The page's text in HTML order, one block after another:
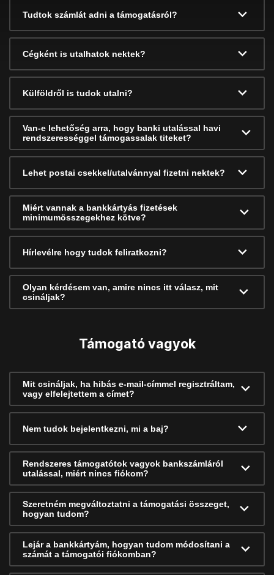
Tudtok számlát adni a támogatásról?
Cégként is utalhatok nektek?
Külföldről is tudok utalni?
Van-e lehetőség arra, hogy banki utalással havi
rendszerességgel támogassalak titeket?
Lehet postai csekkel/utalvánnyal fizetni nektek?
Miért vannak a bankkártyás fizetések
minimumösszegekhez kötve?
Hírlevélre hogy tudok feliratkozni?
Olyan kérdésem van, amire nincs itt válasz, mit
csináljak?
Támogató vagyok
Mit csináljak, ha hibás e-mail-címmel regisztráltam,
vagy elfelejtettem a címet?
Nem tudok bejelentkezni, mi a baj?
Rendszeres támogatótok vagyok bankszámláról
utalással, miért nincs fiókom?
Szeretném megváltoztatni a támogatási összeget,
hogyan tudom?
Lejár a bankkártyám, hogyan tudom módosítani a
számát a támogatói fiókomban?